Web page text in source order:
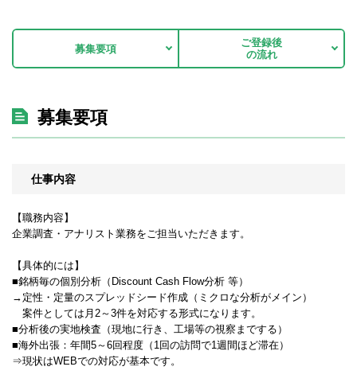
募集要項
ご登録後
の流れ
募集要項
仕事内容
【職務内容】
企業調査・アナリスト業務をご担当いただきます。
【具体的には】
■銘柄毎の個別分析（Discount Cash Flow分析 等）
→定性・定量のスプレッドシード作成（ミクロな分析がメイン）
案件としては月2～3件を対応する形式になります。
■分析後の実地検査（現地に行き、工場等の視察までする）
■海外出張：年間5～6回程度（1回の訪問で1週間ほど滞在）
⇒現状はWEBでの対応が基本です。